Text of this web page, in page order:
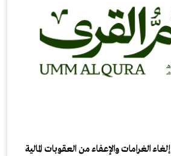
الغرامات والإعفاء من العقوبات المالية